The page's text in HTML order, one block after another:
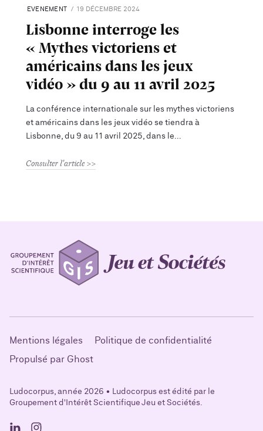
EVENEMENT 19 DÉCEMBRE 2024
Lisbonne interroge les
« Mythes victoriens et
américains dans les jeux
vidéo » du 9 au 11 avril 2025
La conférence internationale sur les mythes victoriens
et américains dans les jeux vidéo se tiendra à
Lisbonne, du 9 au 11 avril 2025, dans le
Consulter l'article
Mentions légales
Politique de confidentialité
Propulsé par Ghost
Ludocorpus, année 2026 • Ludocorpus est édité par le
Groupement d'Intérêt Scientifique Jeu et Sociétés.